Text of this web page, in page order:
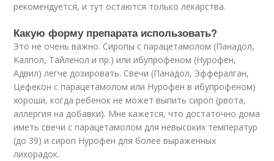
рекомендуется, и тут остаются только лекарства.
Какую форму препарата использовать?
Это не очень важно. Сиропы с парацетамолом (Панадол,
Калпол, Тайленол и пр.) или ибупрофеном (Нурофен,
Адвил) легче дозировать. Свечи (Панадол, Эффералган,
Цефекон с парацетамолом или Нурофен в ибупрофеном)
хороши, когда ребенок не может выпить сироп (рвота,
аллергия на добавки). Мне кажется, что достаточно дома
иметь свечи с парацетамолом для невысоких температур
(до 39) и сироп Нурофен для более выраженных
лихорадок.